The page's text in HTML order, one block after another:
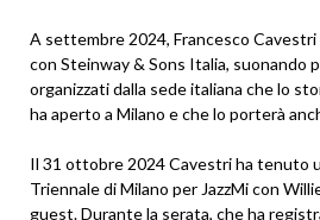
A settembre 2024, Francesco Cavestri
con Steinway & Sons Italia, suonando
organizzati dalla sede italiana che lo
ha aperto a Milano e che lo porterà
Il 31 ottobre 2024 Cavestri ha tenuto
Triennale di Milano per JazzMi con
guest. Durante la serata, che ha